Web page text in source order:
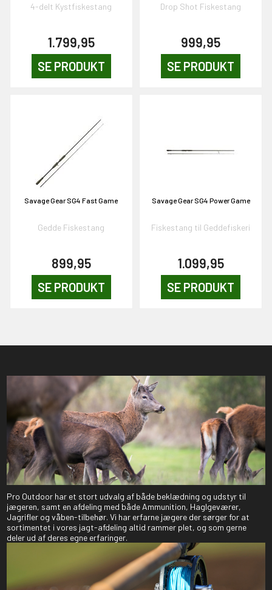
4-delt Kystfiskestang
1.799,95
SE PRODUKT
Drop Shot Fiskestang
999,95
SE PRODUKT
Savage Gear SG4 Fast Game
Gedde Fiskestang
899,95
SE PRODUKT
Savage Gear SG4 Power Game
Fiskestang til Geddefiskeri
1.099,95
SE PRODUKT
Pro Outdoor har et stort udvalg af både beklædning og udstyr til
jægeren, samt en afdeling med både Ammunition, Haglgeværer,
Jagrifler og våben-tilbehør. Vi har erfarne jægere der sørger for at
sortimentet i vores jagt-afdeling altid rammer plet, og som gerne
deler ud af deres egne erfaringer.